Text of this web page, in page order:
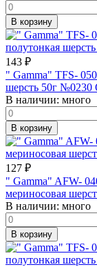
В корзину
143 ₽
" Gamma" TFS-
шерсть 50г
В наличии: много
В корзину
127 ₽
" Gamma" AFW-
мериносовая
В наличии: много
В корзину